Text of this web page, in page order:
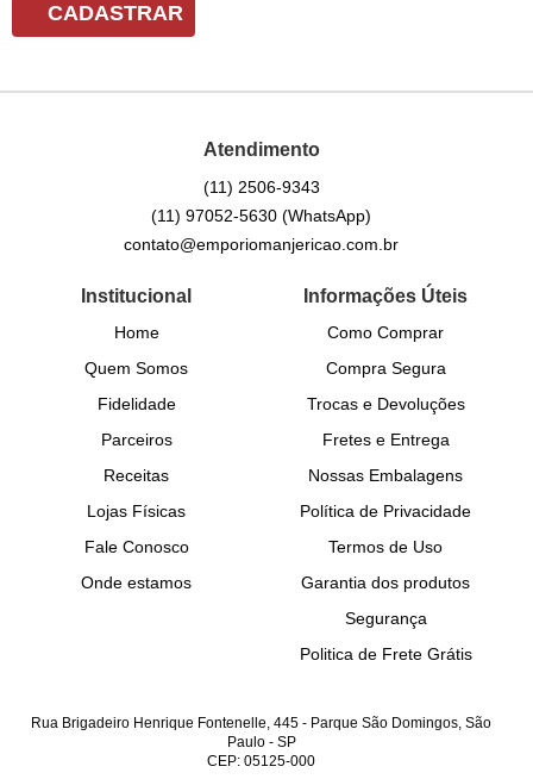
CADASTRAR
Atendimento
(11) 2506-9343
(11) 97052-5630(WhatsApp)
contato@emporiomanjericao.com.br
Institucional
Home
Quem Somos
Fidelidade
Parceiros
Receitas
Lojas Físicas
Fale Conosco
Onde estamos
Informações Úteis
Como Comprar
Compra Segura
Trocas e Devoluções
Fretes e Entrega
Nossas Embalagens
Política de Privacidade
Termos de Uso
Garantia dos produtos
Segurança
Politica de Frete Grátis
Rua Brigadeiro Henrique Fontenelle, 445 - Parque São Domingos, São
Paulo- SP
CEP: 05125-000